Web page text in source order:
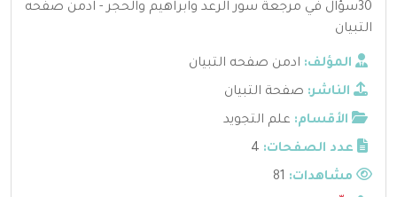
30سؤال في مرجعة سور الرعد وابراهيم والحجر - ادمن صفحه
التبيان
المؤلف: ادمن صفحه التبيان
الناشر: صفحة التبيان
الأقسام: علم التجويد
عدد الصفحات: 4
مشاهدات: